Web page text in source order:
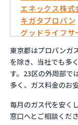
エネックス株
キガタプロパン
グッドライフ
コバ商株式会社
トモプロ株式会
とんや木下産
フジオックス
ほっとガス旭リ
ほっとガス株式
東京都はプロパンガ
を除き、当社でも多
す。23区の外周部で
多く、ガス料金のお
毎月のガス代を安く
窓口へとご相談くださ